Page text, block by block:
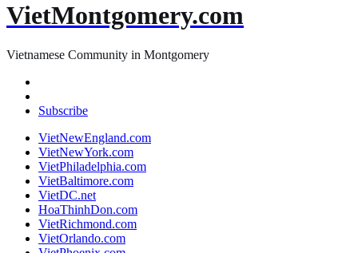
VietMontgomery.com
Vietnamese Community in Montgomery
Subscribe
VietNewEngland.com
VietNewYork.com
VietPhiladelphia.com
VietBaltimore.com
VietDC.net
HoaThinhDon.com
VietRichmond.com
VietOrlando.com